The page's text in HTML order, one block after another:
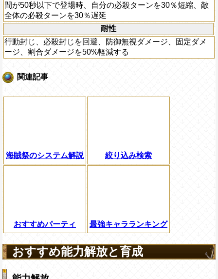
間が50秒以下で登場時、自分の必殺ターンを30％短縮、敵
全体の必殺ターンを30％遅延
耐性
行動封じ、必殺封じを回避、防御無視ダメージ、固定ダメ
ージ、割合ダメージを50%軽減する
関連記事
海賊祭のシステム解説 絞り込み検索
おすすめパーティ 最強キャラランキング
おすすめ能力解放と育成